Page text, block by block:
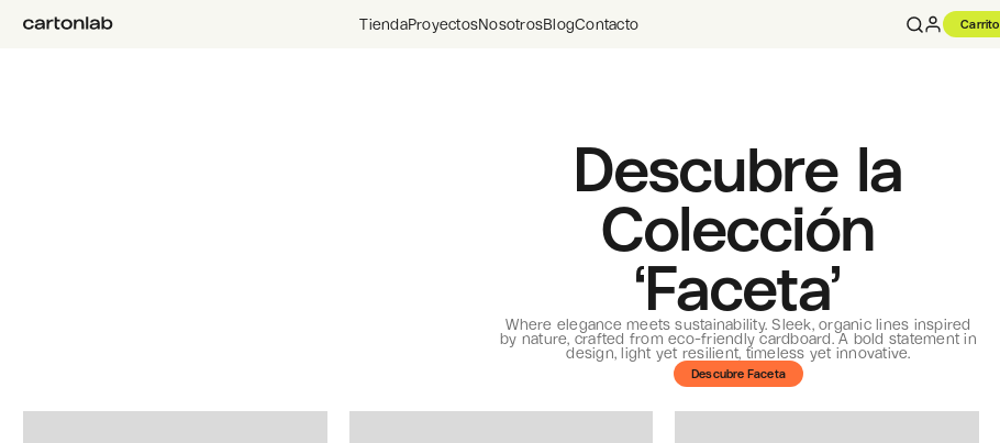
TiendaProyectosNosotrosBlogContacto Carrito
Descubre la
Colección
‘Faceta’
Where elegance meets sustainability. Sleek, organic lines inspired
by nature, crafted from eco-friendly cardboard. A bold statement in
design, light yet resilient, timeless yet innovative.
Descubre Faceta